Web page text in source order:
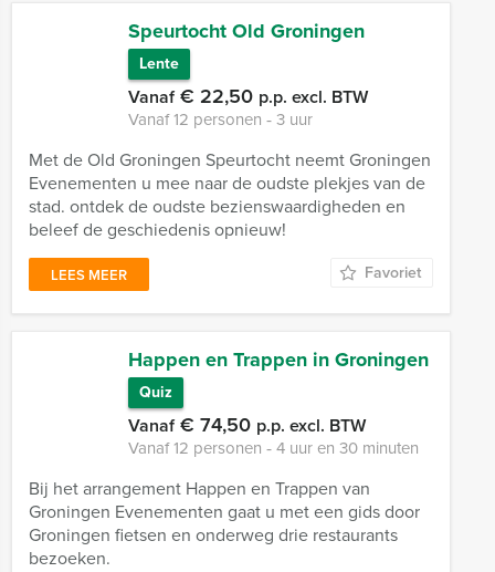
Speurtocht Old Groningen
Lente
Vanaf€ 22,50 p.p. excl. BTW
Vanaf 12 personen ‐ 3 uur
Met de Old Groningen Speurtocht neemt Groningen
Evenementen u mee naar de oudste plekjes van de
stad. ontdek de oudste bezienswaardigheden en
beleef de geschiedenis opnieuw!
LEES MEER Favoriet
Happen en Trappen in Groningen
Quiz
Vanaf€ 74,50 p.p. excl. BTW
Vanaf 12 personen ‐ 4 uur en 30 minuten
Bij het arrangement Happen en Trappen van
Groningen Evenementen gaat u met een gids door
Groningen fietsen en onderweg drie restaurants
bezoeken.